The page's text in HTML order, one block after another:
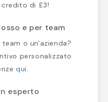
di £3!
e per team
o un'azienda?
personalizzato
qui.
esperto